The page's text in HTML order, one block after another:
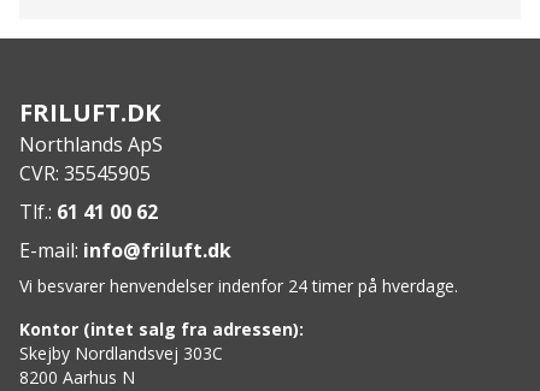
Gulv med vandsøjletryk på 10.000mm
Pakningsstørrelse: 57 x 23 x 5 cm
Vægt: 1,2 kg
FRILUFT.DK
Northlands ApS
CVR: 35545905
Tlf.: 61 41 00 62
E-mail: info@friluft.dk
Vi besvarer henvendelser indenfor 24 timer på hverdage.
Kontor (intet salg fra adressen):
Skejby Nordlandsvej 303C
8200 Aarhus N